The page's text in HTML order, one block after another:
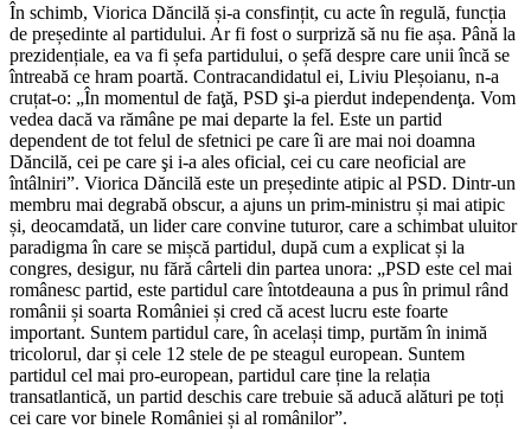
În schimb, Viorica Dăncilă și-a consfințit, cu acte în regulă, funcția
de președinte al partidului. Ar fi fost o surpriză să nu fie așa. Până la
prezidențiale, ea va fi șefa partidului, o șefă despre care unii încă se
întreabă ce hram poartă. Contracandidatul ei, Liviu Pleșoianu, n-a
cruțat-o: „În momentul de faţă, PSD şi-a pierdut independenţa. Vom
vedea dacă va rămâne pe mai departe la fel. Este un partid
dependent de tot felul de sfetnici pe care îi are mai noi doamna
Dăncilă, cei pe care şi i-a ales oficial, cei cu care neoficial are
întâlniri”. Viorica Dăncilă este un președinte atipic al PSD. Dintr-un
membru mai degrabă obscur, a ajuns un prim-ministru și mai atipic
și, deocamdată, un lider care convine tuturor, care a schimbat uluitor
paradigma în care se mișcă partidul, după cum a explicat și la
congres, desigur, nu fără cârteli din partea unora: „PSD este cel mai
românesc partid, este partidul care întotdeauna a pus în primul rând
românii și soarta României și cred că acest lucru este foarte
important. Suntem partidul care, în același timp, purtăm în inimă
tricolorul, dar și cele 12 stele de pe steagul european. Suntem
partidul cel mai pro-european, partidul care ține la relația
transatlantică, un partid deschis care trebuie să aducă alături pe toți
cei care vor binele României și al românilor”.